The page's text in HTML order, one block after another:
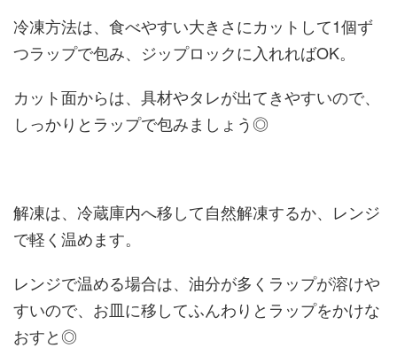
冷凍方法は、食べやすい大きさにカットして1個ず
つラップで包み、ジップロックに入れればOK。
カット面からは、具材やタレが出てきやすいので、
しっかりとラップで包みましょう◎
解凍は、冷蔵庫内へ移して自然解凍するか、レンジ
で軽く温めます。
レンジで温める場合は、油分が多くラップが溶けや
すいので、お皿に移してふんわりとラップをかけな
おすと◎